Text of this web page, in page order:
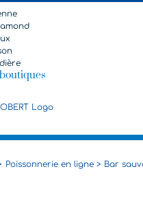
Poissonnerie en ligne Bar